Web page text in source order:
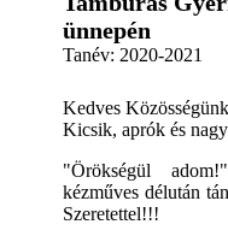
ünnepén
Tanév: 2020-2021
Kedves
Kicsik, aprók és
"Örökségül
kézműves délután
Szeretettel!!!